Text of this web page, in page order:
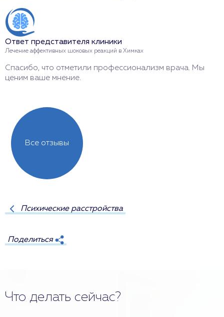
Ответ представителя клиники
Лечение аффективных шоковых реакций в Химках
Спасибо, что отметили профессионализм врача. Мы
ценим ваше мнение.
Все отзывы
Психические расстройства
Поделиться
Что делать сейчас?